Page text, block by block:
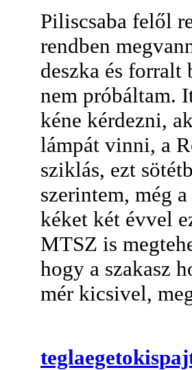
Piliscsaba felől
rendben
deszka és
nem próbáltam.
kéne kérdezni,
lámpát vinni, a
sziklás, ezt
szerintem, még
kéket két évvel
MTSZ is
hogy a szakasz
mér kicsivel,